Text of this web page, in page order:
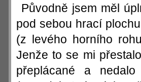
Původně jsem měl
pod sebou hrací
(z levého horního
Jenže to se mi
přeplácané a